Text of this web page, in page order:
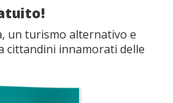
un turismo alternativo e
cittandini innamorati delle